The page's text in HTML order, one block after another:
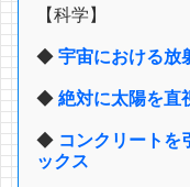
【科学】
◆ 宇宙における放
◆ 絶対に太陽を直
◆ コンクリートを
ックス